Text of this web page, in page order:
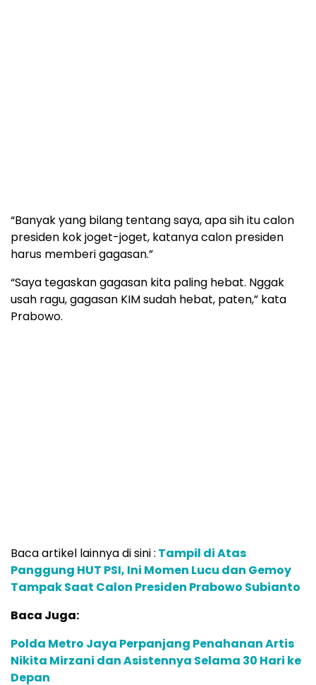
“Banyak yang bilang tentang saya, apa sih itu calon
presiden kok joget-joget, katanya calon presiden
harus memberi gagasan.”
“Saya tegaskan gagasan kita paling hebat. Nggak
usah ragu, gagasan KIM sudah hebat, paten,” kata
Prabowo.
Baca artikel lainnya di sini : Tampil di Atas
Panggung HUT PSI, Ini Momen Lucu dan Gemoy
Tampak Saat Calon Presiden Prabowo Subianto
Baca Juga:
Polda Metro Jaya Perpanjang Penahanan Artis
Nikita Mirzani dan Asistennya Selama 30 Hari ke
Depan